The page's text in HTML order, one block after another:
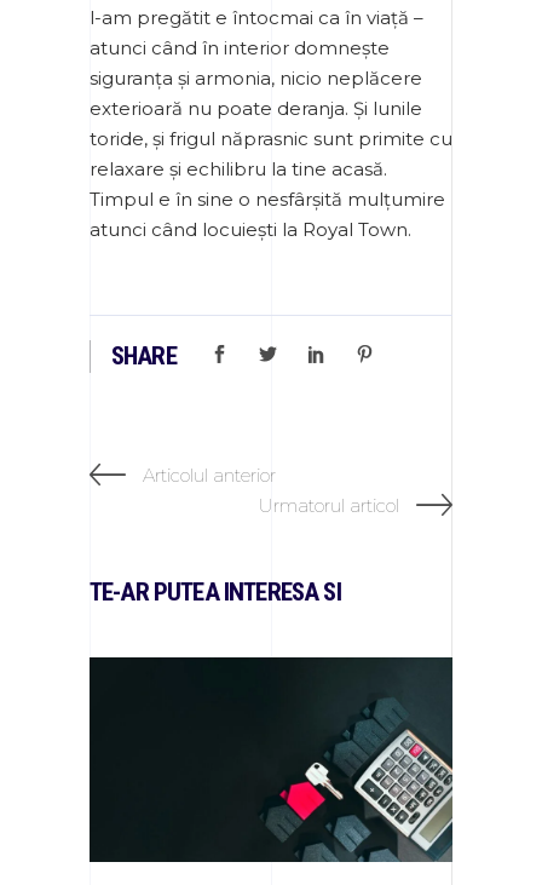
l-am pregătit e întocmai ca în viață –
atunci când în interior domnește
siguranța și armonia, nicio neplăcere
exterioară nu poate deranja. Și lunile
toride, și frigul năprasnic sunt primite cu
relaxare și echilibru la tine acasă.
Timpul e în sine o nesfârșită mulțumire
atunci când locuiești la Royal Town.
SHARE
Articolul anterior
Urmatorul articol
TE-AR PUTEA INTERESA SI